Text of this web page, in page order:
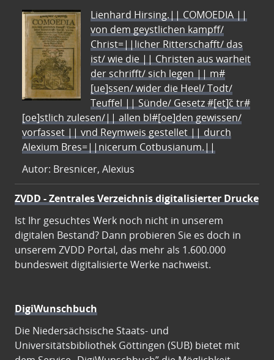
Lienhard Hirsing.|| COMOEDIA ||
von dem geystlichen kampff/
Christ=||licher Ritterschafft/ das
ist/ wie die || Christen aus warheit
der schrifft/ sich legen || m#
[ue]ssen/ wider die Heel/ Todt/
Teuffel || Sünde/ Gesetz #[et]c̃ tr#
[oe]stlich zulesen/|| allen bl#[oe]den gewissen/
vorfasset || vnd Reymweis gestellet || durch
Alexium Bres=||nicerum Cotbusianum.||
Autor: Bresnicer, Alexius
ZVDD - Zentrales Verzeichnis digitalisierter Drucke
Ist Ihr gesuchtes Werk noch nicht in unserem
digitalen Bestand? Dann probieren Sie es doch in
unserem ZVDD Portal, das mehr als 1.600.000
bundesweit digitalisierte Werke nachweist.
DigiWunschbuch
Die Niedersächsische Staats- und
Universitätsbibliothek Göttingen (SUB) bietet mit